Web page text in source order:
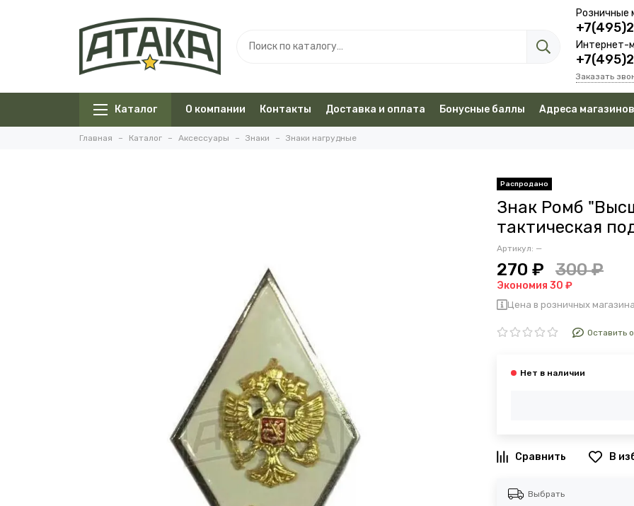
Розничные
Интернет-
Заказать
Каталог О компании Контакты Доставка и оплата Бонусные баллы Адреса магазинов
Главная Каталог Аксессуары Знаки Знаки нагрудные
Знак Ромб
тактическая
Артикул: —
270 ₽ 300 ₽
Экономия 30 ₽
Цена в розничных
Оставить
В
Выбрать